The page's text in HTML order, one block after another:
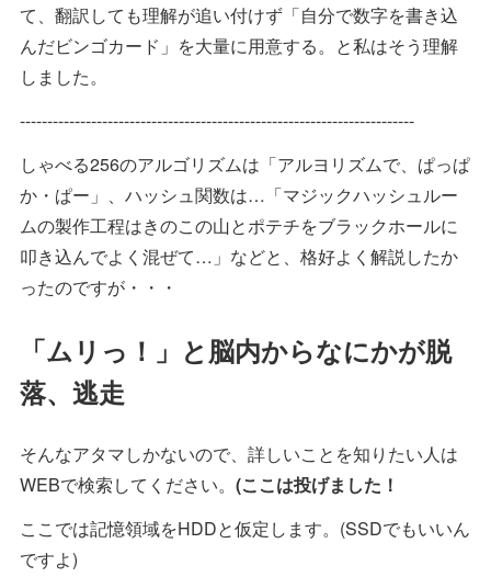
て、翻訳しても理解が追い付けず「自分で数字を書き込
んだビンゴカード」を大量に用意する。と私はそう理解
しました。
------------------------------------------------------------------------
しゃべる256のアルゴリズムは「アルヨリズムで、ぱっぱ
か・ぱー」、ハッシュ関数は…「マジックハッシュルー
ムの製作工程はきのこの山とポテチをブラックホールに
叩き込んでよく混ぜて…」などと、格好よく解説したか
ったのですが・・・
「ムリっ！」と脳内からなにかが脱
落、逃走
そんなアタマしかないので、詳しいことを知りたい人は
WEBで検索してください。 (ここは投げました！
ここでは記憶領域をHDDと仮定します。(SSDでもいいん
ですよ)